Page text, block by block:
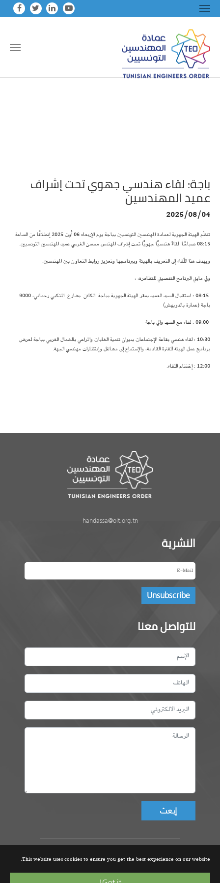
This website uses cookies to ensure you get the best experience on our website.
باجة: لقاء هندسي جهوي تحت إشراف
عميد المهندسين
2025/08/04
تنظّم الهيئة الجهوية لعمادة المهندسين التونسيين بباجة يوم الإربعاء 06 أوت 2025 إنطلاقًا من الساعة
08:15 صباحًا لقاءً هندسيًّا جهويًّا تحت إشراف المهندس محسن الغرسي عميد المهندسين التونسيين.
ويهدف هذا اللّقاء إلى التعريف بالهيئة وببرنامجها وتعزيز روابط التعاون بين المهندسين.
وفي مايلي البرنامج التفصيلي للتظاهرة: :
08:15 : استقبال السيد العميد بمقر الهيئة الجهوية بباجة الكائن بشارع المنكبي رحماني، 9000
باجة (عمارة بالدويهش)
10:30 : لقاء هندسي بقاعة الإجتماعات بديوان تنمية الغابات والمراعي بالشمال الغربي بباجة لعرض
برنامج عمل الهيئة للفترة القادمة، والإستماع إلى مشاغل وإنتظارات مهندسي الجهة.
12:00 : إختتام اللقاء.
handassa@oit.org.tn
النشرية
للتواصل معنا
تصميم و تطوير الموقع من قبل